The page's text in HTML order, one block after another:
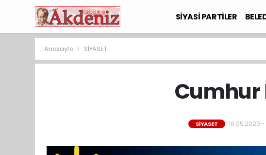
SİYASİ PARTİLER
Anasayfa SİYASET
Cumhur
SİYASET 16.05.2020